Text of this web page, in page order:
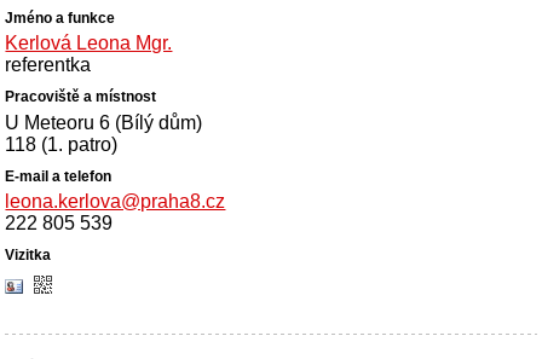
Kerlová Leona Mgr.
referentka
U Meteoru 6 (Bílý dům)
118 (1. patro)
leona.kerlova@praha8.cz
222 805 539